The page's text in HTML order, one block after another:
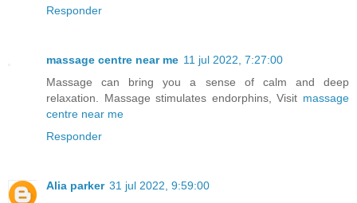
Responder
massage centre near me 11 jul 2022, 7:27:00
Massage can bring you a sense of calm and deep
relaxation. Massage stimulates endorphins, Visit massage
centre near me
Responder
Alia parker 31 jul 2022, 9:59:00